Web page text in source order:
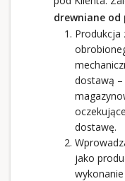
drewniane
Produkcja
dostawą
dostawę.
jako